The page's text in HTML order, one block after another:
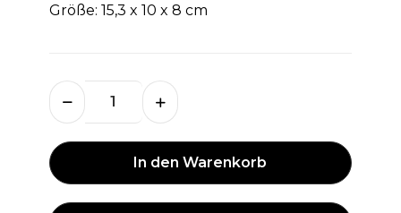
Größe: 15,3 x 10 x 8 cm
In den Warenkorb